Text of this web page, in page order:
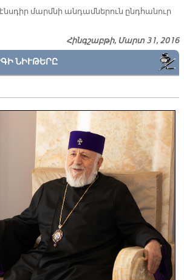
մարմ­նի ան­դամ­նե­րուն ընդ­հա­նուր
Հինգշաբթի, Մարտ 31, 2016
ՆԻՒԹԵՐԸ